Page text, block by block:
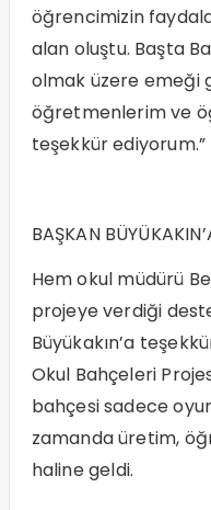
öğrencimizin
alan oluştu. Başta
olmak üzere emeği
öğretmenlerim ve
teşekkür ediyorum.”
BAŞKAN
Hem okul müdürü
projeye verdiği
Büyükakın’a
Okul Bahçeleri
bahçesi sadece
zamanda üretim,
haline geldi.